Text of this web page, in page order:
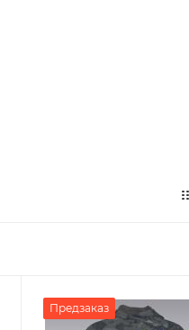
Предзаказ